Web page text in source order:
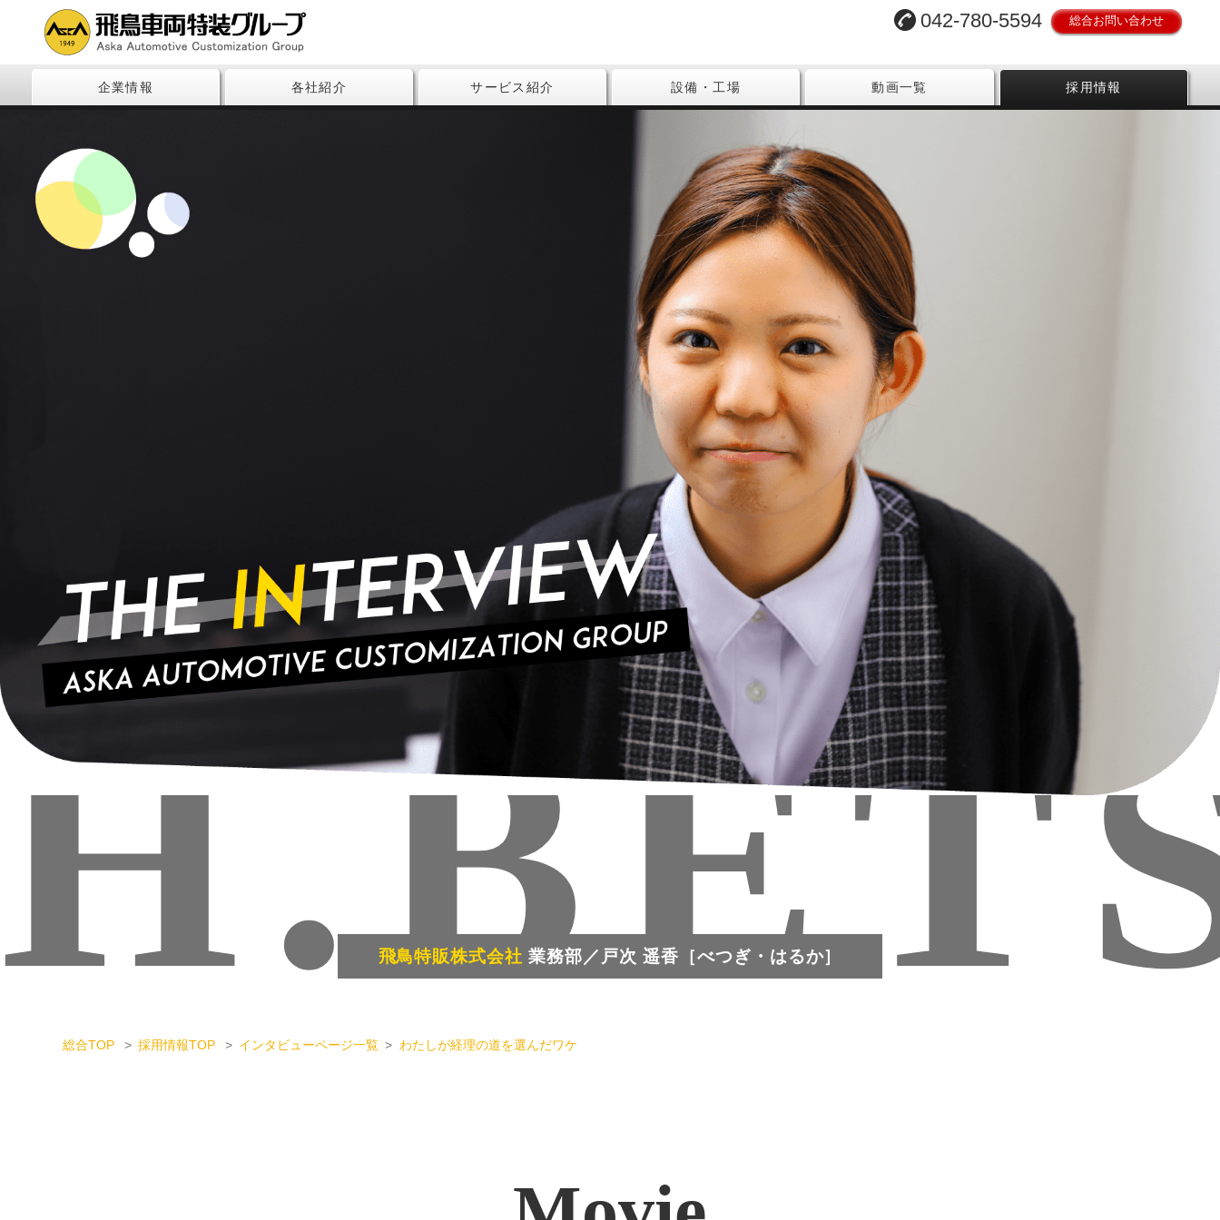
042-780-5594 総合お問い合わせ
企業情報 各社紹介 サービス紹介 設備・工場 動画一覧 採用情報
H.BET
飛鳥特販株式会社 業務部／ 戸次 遥香［べつぎ・はるか］
総合TOP 採用情報TOP インタビューページ一覧 わたしが経理の道を選んだワケ